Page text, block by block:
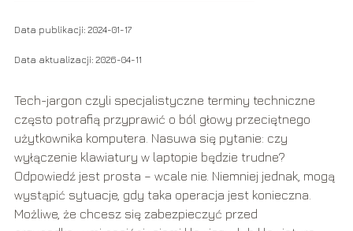
Data publikacji: 2024-01-17
Data aktualizacji: 2026-04-11
Tech-jargon czyli specjalistyczne terminy techniczne
często potrafią przyprawić o ból głowy przeciętnego
użytkownika komputera. Nasuwa się pytanie: czy
wyłączenie klawiatury w laptopie będzie trudne?
Odpowiedź jest prosta – wcale nie. Niemniej jednak, mogą
wystąpić sytuacje, gdy taka operacja jest konieczna.
Możliwe, że chcesz się zabezpieczyć przed